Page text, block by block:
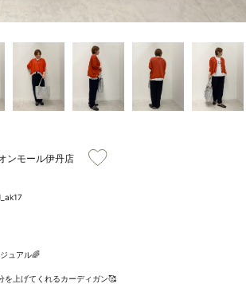
ンモール伊丹店
ュアル🌈
上げてくれるカーディガン🥰